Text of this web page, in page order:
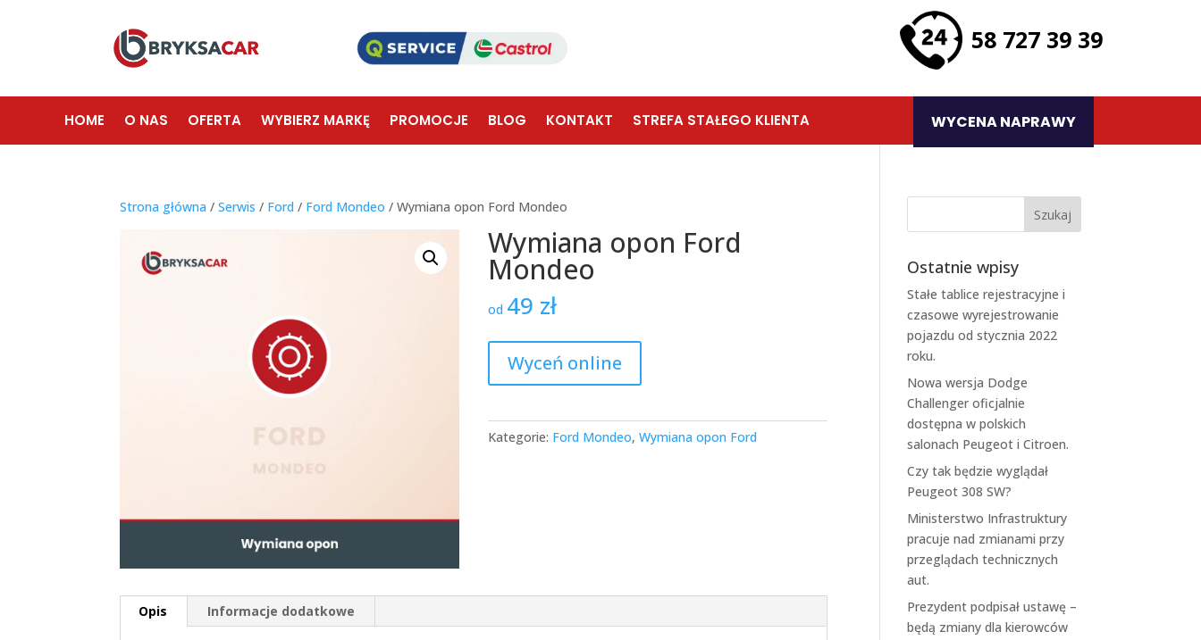
58 727 39 39
HOME O NAS OFERTA WYBIERZ MARKĘ PROMOCJE BLOG KONTAKT STREFA STAŁEGO KLIENTA WYCENA NAPRAWY
Strona główna /Serwis / Ford / Ford Mondeo / Wymiana opon Ford Mondeo
Wymiana opon Ford
Mondeo
od 49 zł
Wyceń online
Kategorie: Ford Mondeo,Wymiana opon Ford
Opis Informacje dodatkowe
Ostatnie wpisy
Stałe tablice rejestracyjne i
czasowe wyrejestrowanie
pojazdu od stycznia 2022
roku.
Nowa wersja Dodge
Challenger oficjalnie
dostępna w polskich
salonach Peugeot i Citroen.
Czy tak będzie wyglądał
Peugeot 308 SW?
Ministerstwo Infrastruktury
pracuje nad zmianami przy
przeglądach technicznych
aut.
Prezydent podpisał ustawę –
będą zmiany dla kierowców